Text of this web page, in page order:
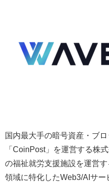
国内最大手の暗号資産・ブ
「CoinPost」を運営する株
の福祉就労支援施設を運営
領域に特化したWeb3/AIサ